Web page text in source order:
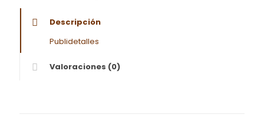
Descripción
Publidetalles
Valoraciones (0)